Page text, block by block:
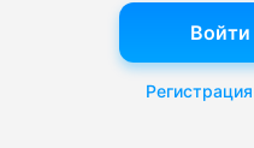
Войти